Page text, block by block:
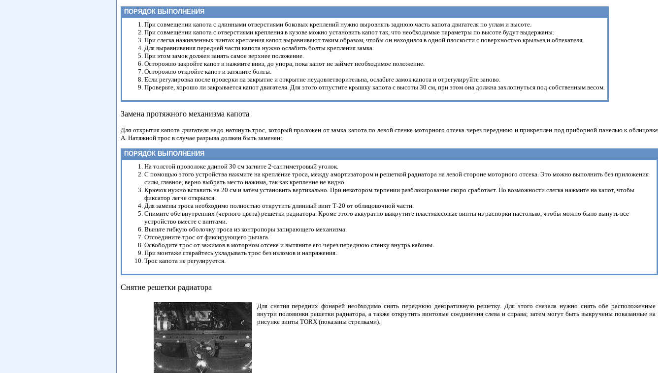
ПОРЯДОК ВЫПОЛНЕНИЯ
При совмещении капота с длинными отверстиями боковых креплений нужно выровнять заднюю часть капота двигателя по углам и высоте.
При совмещении капота с отверстиями крепления в кузове можно установить капот так, что необходимые параметры по высоте будут выдержаны.
При слегка наживленных винтах крепления капот выравнивают таким образом, чтобы он находился в одной плоскости с поверхностью крыльев и обтекателя.
Для выравнивания передней части капота нужно ослабить болты крепления замка.
При этом замок должен занять самое верхнее положение.
Осторожно закройте капот и нажмите вниз, до упора, пока капот не займет необходимое положение.
Осторожно откройте капот и затяните болты.
Если регулировка после проверки на закрытие и открытие неудовлетворительна, ослабьте замок капота и отрегулируйте заново.
Проверьте, хорошо ли закрывается капот двигателя. Для этого отпустите крышку капота с высоты 30 см, при этом она должна захлопнуться под собственным весом.
Замена протяжного механизма капота
Для открытия капота двигателя надо натянуть трос, который проложен от замка капота по левой стенке моторного отсека через переднюю и прикреплен под приборной панелью к облицовке
А. Натяжной трос в случае разрыва должен быть заменен:
ПОРЯДОК ВЫПОЛНЕНИЯ
На толстой проволоке длиной 30 см загните 2-сантиметровый уголок.
С помощью этого устройства нажмите на крепление троса, между амортизатором и решеткой радиатора на левой стороне моторного отсека. Это можно выполнить без приложения
силы, главное, верно выбрать место нажима, так как крепление не видно.
Крючок нужно вставить на 20 см и затем установить вертикально. При некотором терпении разблокирование скоро сработает. По возможности слегка нажмите на капот, чтобы
фиксатор легче открылся.
Для замены троса необходимо полностью открутить длинный винт Т-20 от облицовочной части.
Снимите обе внутренних (черного цвета) решетки радиатора. Кроме этого аккуратно выкрутите пластмассовые винты из распорки настолько, чтобы можно было вынуть все
устройство вместе с винтами.
Выньте гибкую оболочку троса из контропоры запирающего механизма.
Отсоедините трос от фиксирующего рычага.
Освободите трос от зажимов в моторном отсеке и вытяните его через переднюю стенку внутрь кабины.
При монтаже старайтесь укладывать трос без изломов и напряжения.
Трос капота не регулируется.
Снятие решетки радиатора
Для снятия передних фонарей необходимо снять переднюю декоративную решетку. Для этого сначала нужно снять обе расположенные
внутри половинки решетки радиатора, а также открутить винтовые соединения слева и справа; затем могут быть выкручены показанные на
рисунке винты TORX (показаны стрелками).